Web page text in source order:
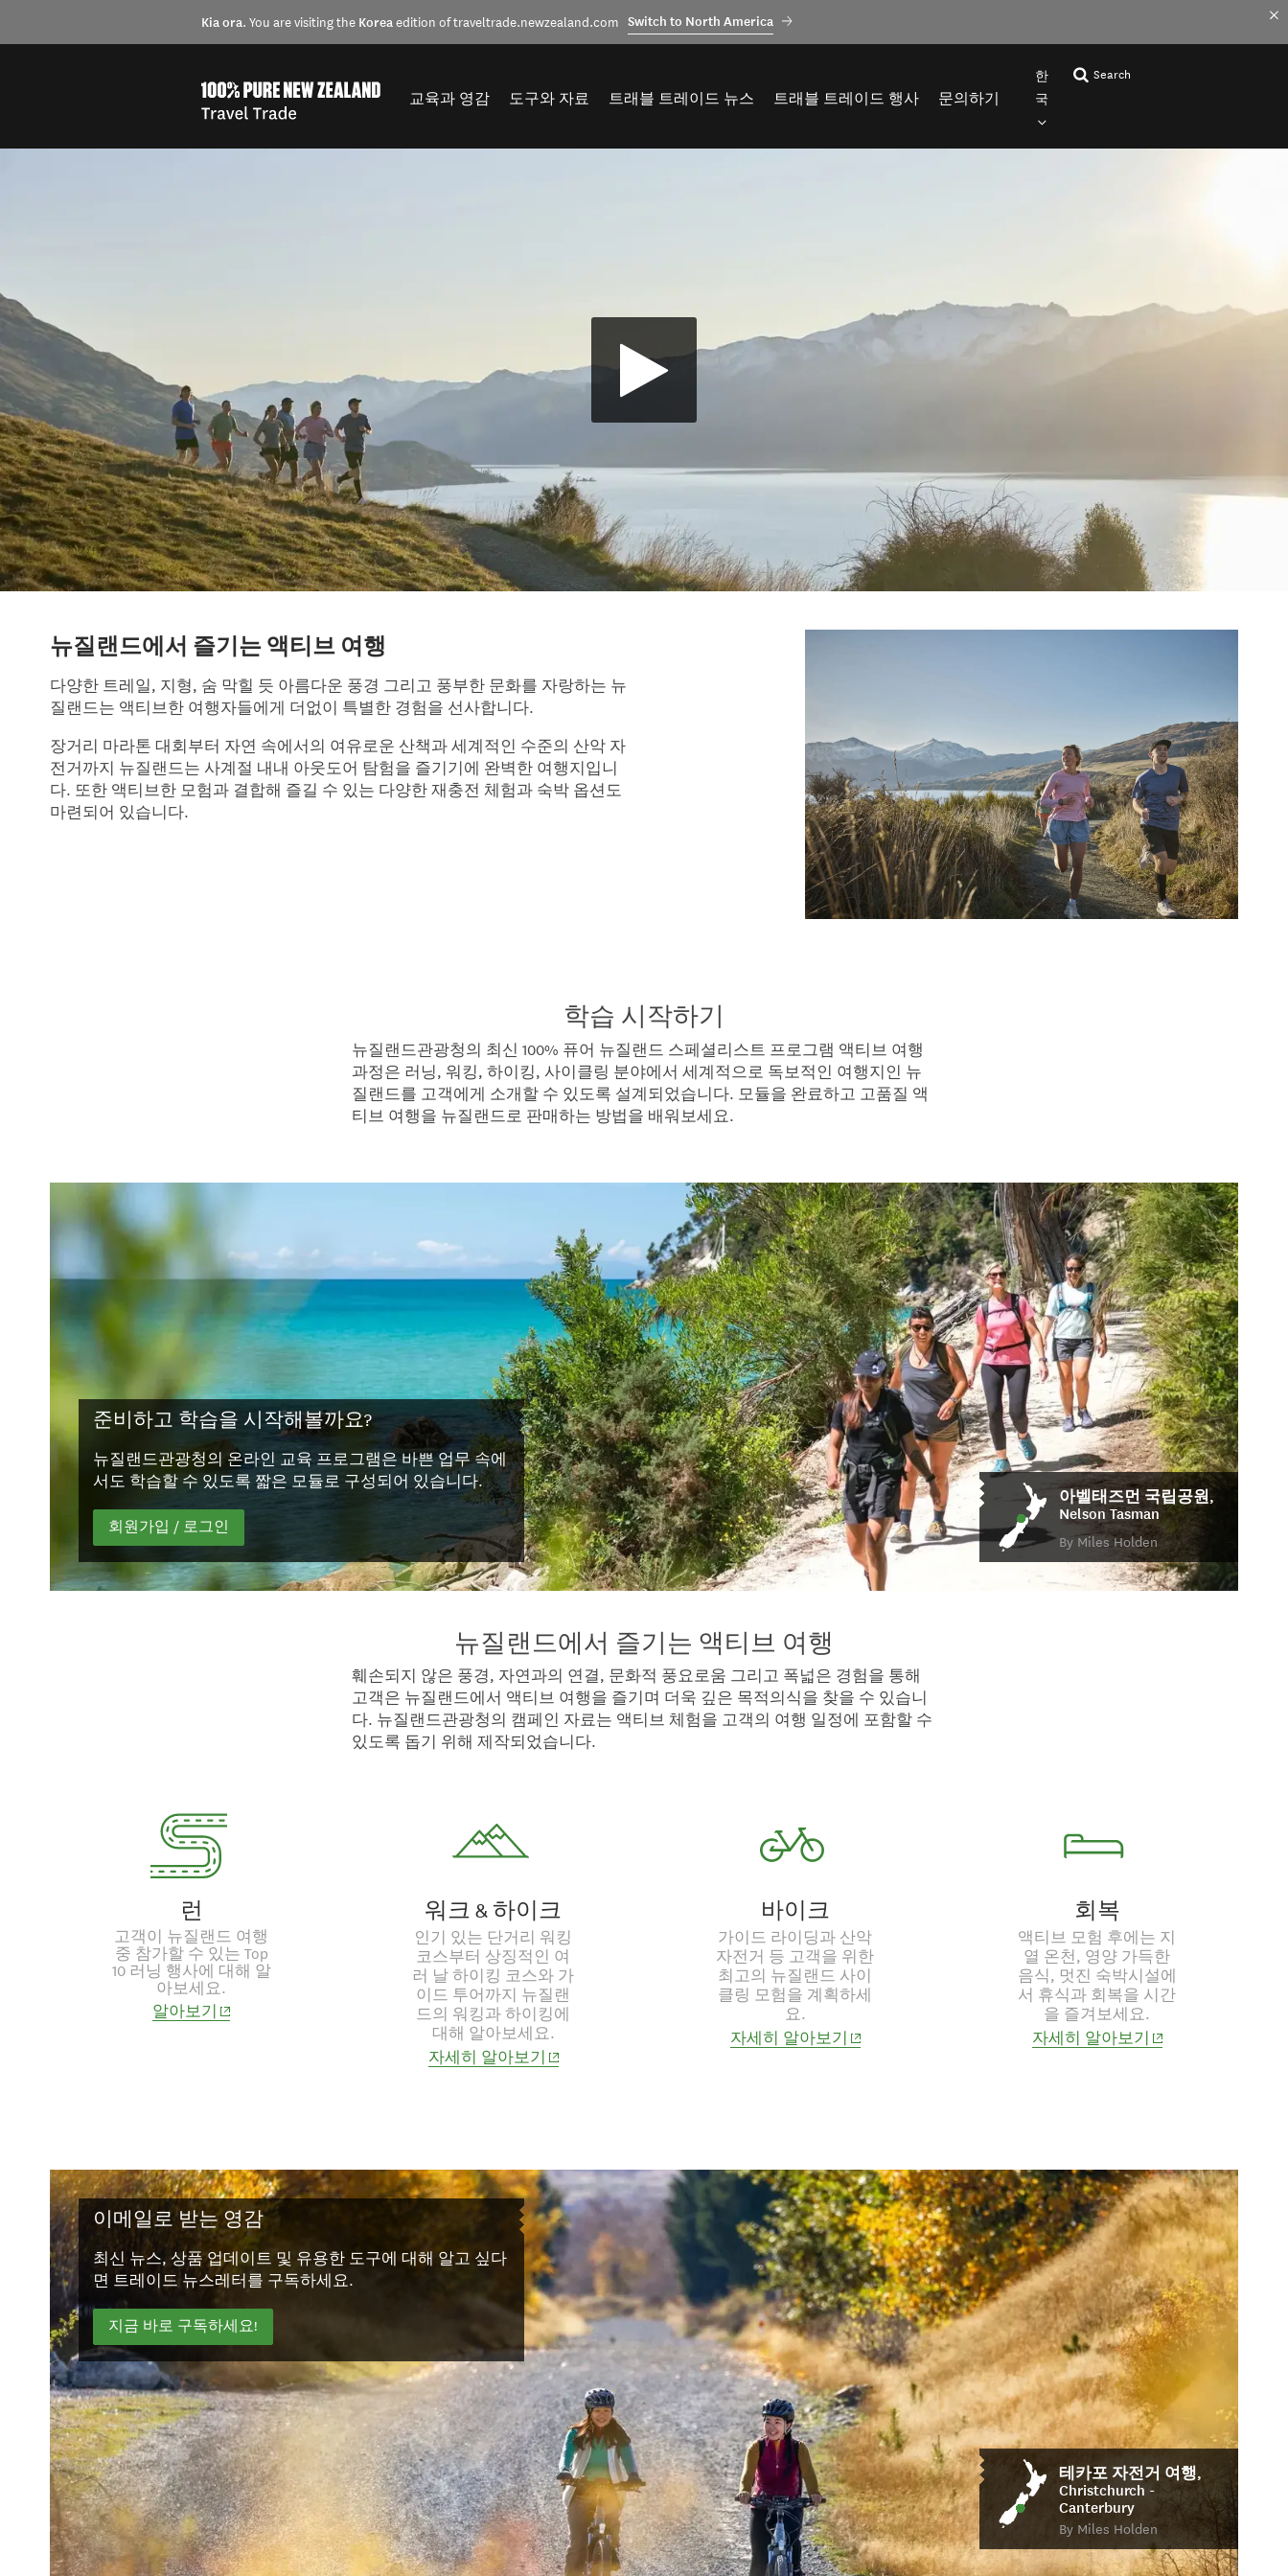
Kia ora. You are visiting the Koreaedition of traveltrade.newzealand.com Switch to North America
교육과 영감 도구와 자료 트래블 트레이드 뉴스 트래블 트레이드 행사 문의하기
한
Search
뉴질랜드에서 즐기는 액티브 여행
다양한 트레일, 지형, 숨 막힐 듯 아름다운 풍경 그리고 풍부한 문화를 자랑하는 뉴
질랜드는 액티브한 여행자들에게 더없이 특별한 경험을 선사합니다.
장거리 마라톤 대회부터 자연 속에서의 여유로운 산책과 세계적인 수준의 산악 자
전거까지 뉴질랜드는 사계절 내내 아웃도어 탐험을 즐기기에 완벽한 여행지입니
다. 또한 액티브한 모험과 결합해 즐길 수 있는 다양한 재충전 체험과 숙박 옵션도
마련되어 있습니다.
학습 시작하기
뉴질랜드관광청의 최신 100% 퓨어 뉴질랜드 스페셜리스트 프로그램 액티브 여행
과정은 러닝, 워킹, 하이킹, 사이클링 분야에서 세계적으로 독보적인 여행지인 뉴
질랜드를 고객에게 소개할 수 있도록 설계되었습니다. 모듈을 완료하고 고품질 액
티브 여행을 뉴질랜드로 판매하는 방법을 배워보세요.
아벨태즈먼 국립공원,
Nelson Tasman
By Miles Holden
준비하고 학습을 시작해볼까요?
뉴질랜드관광청의 온라인 교육 프로그램은 바쁜 업무 속에
서도 학습할 수 있도록 짧은 모듈로 구성되어 있습니다.
회원가입 / 로그인
뉴질랜드에서 즐기는 액티브 여행
훼손되지 않은 풍경, 자연과의 연결, 문화적 풍요로움 그리고 폭넓은 경험을 통해
고객은 뉴질랜드에서 액티브 여행을 즐기며 더욱 깊은 목적의식을 찾을 수 있습니
다. 뉴질랜드관광청의 캠페인 자료는 액티브 체험을 고객의 여행 일정에 포함할 수
있도록 돕기 위해 제작되었습니다.
런
고객이 뉴질랜드 여행
중 참가할 수 있는 Top
10 러닝 행사에 대해 알
아보세요.
알아보기
(opens in new window)
워크 & 하이크
인기 있는 단거리 워킹
코스부터 상징적인 여
러 날 하이킹 코스와 가
이드 투어까지 뉴질랜
드의 워킹과 하이킹에
대해 알아보세요.
자세히 알아보기
(opens in new window)
바이크
가이드 라이딩과 산악
자전거 등 고객을 위한
최고의 뉴질랜드 사이
클링 모험을 계획하세
요.
자세히 알아보기
(opens in new window)
회복
액티브 모험 후에는 지
열 온천, 영양 가득한
음식, 멋진 숙박시설에
서 휴식과 회복을 시간
을 즐겨보세요.
자세히 알아보기
(opens in new
테카포 자전거 여행,
Christchurch -
Canterbury
By Miles Holden
이메일로 받는 영감
최신 뉴스, 상품 업데이트 및 유용한 도구에 대해 알고 싶다
면 트레이드 뉴스레터를 구독하세요.
지금 바로 구독하세요!